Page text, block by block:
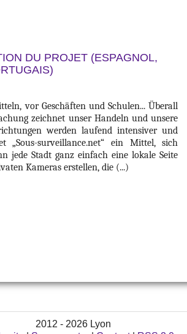
DU PROJET (ESPAGNOL,
vor Geschäften und Schulen... Überall
zeichnet unser Handeln und unsere
werden laufend intensiver und
„Sous-surveillance.net“ ein Mittel, sich
jede Stadt ganz einfach eine lokale Seite
Kameras erstellen, die (...)
2012 - 2026 Lyon